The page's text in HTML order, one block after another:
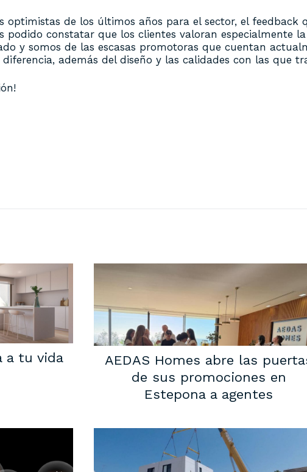
optimistas de los últimos años para el sector, el
podido constatar que los clientes valoran especialmente
y somos de las escasas promotoras que cuentan
además del diseño y las calidades con las que
a tu vida
AEDAS Homes abre las
de sus promociones en
Estepona a agentes